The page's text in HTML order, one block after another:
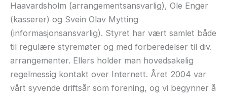
Haavardsholm (arrangementsansvarlig), Ole Enger
(kasserer) og Svein Olav Mytting
(informasjonsansvarlig). Styret har vært samlet både
til regulære styremøter og med forberedelser til div.
arrangementer. Ellers holder man hovedsakelig
regelmessig kontakt over Internett. Året 2004 var
vårt syvende driftsår som forening, og vi begynner å